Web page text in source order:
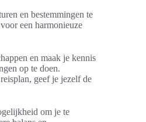
en bestemmingen te
een harmonieuze
en maak je kennis
op te doen.
geef je jezelf de
om je te